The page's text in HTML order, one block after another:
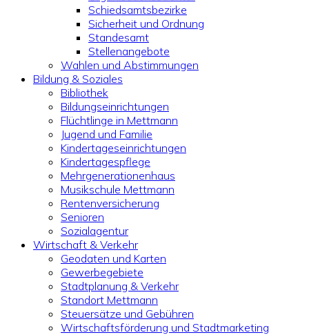
Schiedsamtsbezirke
Sicherheit und Ordnung
Standesamt
Stellenangebote
Wahlen und Abstimmungen
Bildung & Soziales
Bibliothek
Bildungseinrichtungen
Flüchtlinge in Mettmann
Jugend und Familie
Kindertageseinrichtungen
Kindertagespflege
Mehrgenerationenhaus
Musikschule Mettmann
Rentenversicherung
Senioren
Sozialagentur
Wirtschaft & Verkehr
Geodaten und Karten
Gewerbegebiete
Stadtplanung & Verkehr
Standort Mettmann
Steuersätze und Gebühren
Wirtschaftsförderung und Stadtmarketing